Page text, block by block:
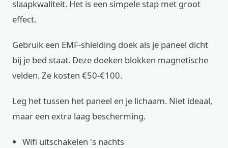
slaapkwaliteit. Het is een simpele stap met groot
effect.
Gebruik een EMF-shielding doek als je paneel dicht
bij je bed staat. Deze doeken blokken magnetische
velden. Ze kosten €50-€100.
Leg het tussen het paneel en je lichaam. Niet ideaal,
maar een extra laag bescherming.
Wifi uitschakelen 's nachts